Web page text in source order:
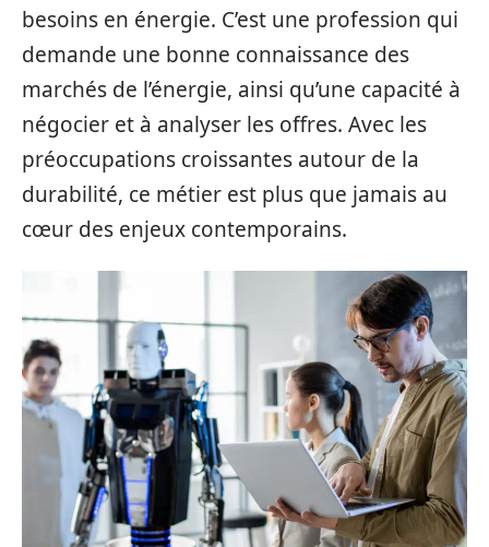
besoins en énergie. C’est une profession qui
demande une bonne connaissance des
marchés de l’énergie, ainsi qu’une capacité à
négocier et à analyser les offres. Avec les
préoccupations croissantes autour de la
durabilité, ce métier est plus que jamais au
cœur des enjeux contemporains.